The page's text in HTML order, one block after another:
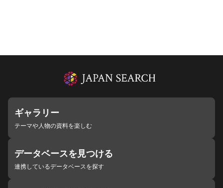
ギャラリー
テーマや人物の資料を楽しむ
データベースを見つける
連携しているデータベースを探す